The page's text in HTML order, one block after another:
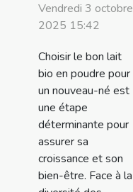
Vendredi 3 octobre
2025 15:42
Choisir le bon lait
bio en poudre pour
un nouveau-né est
une étape
déterminante pour
assurer sa
croissance et son
bien-être. Face à la